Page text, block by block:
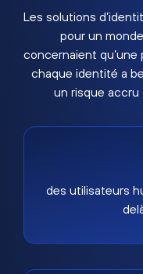
Les solutions
pour un
concernaient qu’une
chaque identité a
un risque accru
des utilisateurs